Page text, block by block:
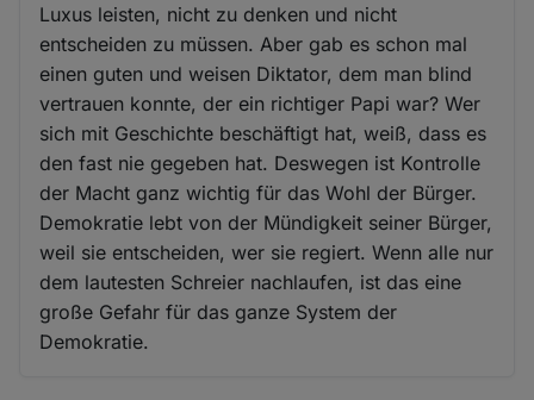
Luxus leisten, nicht zu denken und nicht
entscheiden zu müssen. Aber gab es schon mal
einen guten und weisen Diktator, dem man blind
vertrauen konnte, der ein richtiger Papi war? Wer
sich mit Geschichte beschäftigt hat, weiß, dass es
den fast nie gegeben hat. Deswegen ist Kontrolle
der Macht ganz wichtig für das Wohl der Bürger.
Demokratie lebt von der Mündigkeit seiner Bürger,
weil sie entscheiden, wer sie regiert. Wenn alle nur
dem lautesten Schreier nachlaufen, ist das eine
große Gefahr für das ganze System der
Demokratie.